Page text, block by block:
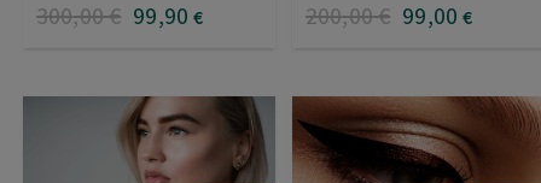
300,00€ 99,90 € 200,00€ 99,00 €